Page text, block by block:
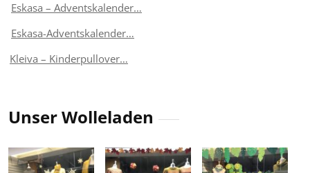
Eskasa – Adventskalender…
Eskasa-Adventskalender…
Kleiva – Kinderpullover…
Unser Wolleladen